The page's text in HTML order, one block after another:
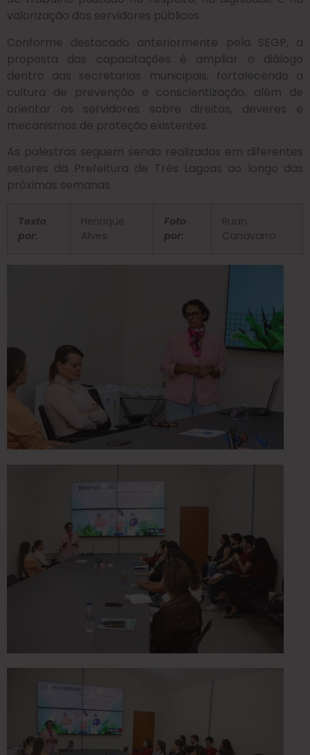
valorização dos servidores públicos.
Conforme destacado anteriormente pela SEGP, a
proposta das capacitações é ampliar o diálogo
dentro das secretarias municipais, fortalecendo a
cultura de prevenção e conscientização, além de
orientar os servidores sobre direitos, deveres e
mecanismos de proteção existentes.
As palestras seguem sendo realizadas em diferentes
setores da Prefeitura de Três Lagoas ao longo das
próximas semanas.
Texto
por:
Henrique
Alves
Foto
por:
Ruan
Canavarro